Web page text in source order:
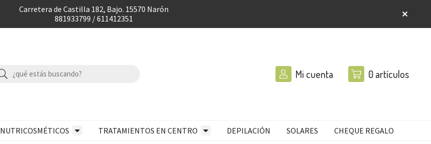
Carretera de Castilla 182, Bajo. 15570 Narón
881933799 / 611412351
Mi cuenta 0artículos
NUTRICOSMÉTICOS TRATAMIENTOS EN CENTRO DEPILACIÓN SOLARES CHEQUE REGALO